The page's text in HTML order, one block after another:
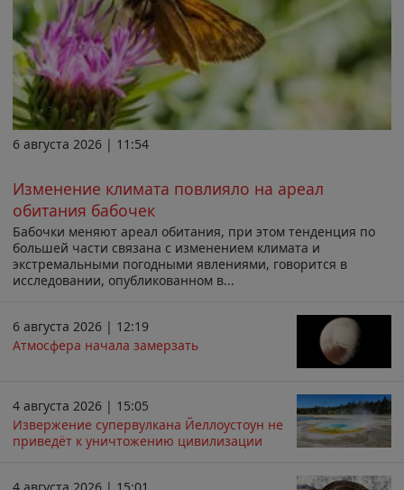
6 августа 2026 | 11:54
Изменение климата повлияло на ареал
обитания бабочек
Бабочки меняют ареал обитания, при этом тенденция по
большей части связана с изменением климата и
экстремальными погодными явлениями, говорится в
исследовании, опубликованном в...
6 августа 2026 | 12:19
Атмосфера начала замерзать
4 августа 2026 | 15:05
Извержение супервулкана Йеллоустоун не
приведёт к уничтожению цивилизации